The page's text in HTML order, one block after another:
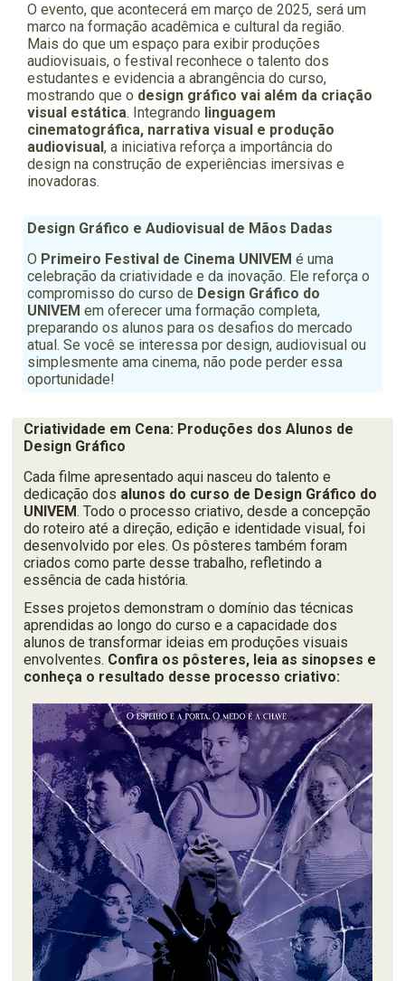
O evento, que acontecerá em março de 2025, será um
marco na formação acadêmica e cultural da região.
Mais do que um espaço para exibir produções
audiovisuais, o festival reconhece o talento dos
estudantes e evidencia a abrangência do curso,
mostrando que o design gráfico vai além da criação
visual estática. Integrando linguagem
cinematográfica, narrativa visual e produção
audiovisual , a iniciativa reforça a importância do
design na construção de experiências imersivas e
inovadoras.
Design Gráfico e Audiovisual de Mãos Dadas
O Primeiro Festival de Cinema UNIVEM é uma
celebração da criatividade e da inovação. Ele reforça o
compromisso do curso de Design Gráfico do
UNIVEM em oferecer uma formação completa,
preparando os alunos para os desafios do mercado
atual. Se você se interessa por design, audiovisual ou
simplesmente ama cinema, não pode perder essa
oportunidade!
Criatividade em Cena: Produções dos Alunos de
Design Gráfico
Cada filme apresentado aqui nasceu do talento e
dedicação dos alunos do curso de Design Gráfico do
UNIVEM. Todo o processo criativo, desde a concepção
do roteiro até a direção, edição e identidade visual, foi
desenvolvido por eles. Os pôsteres também foram
criados como parte desse trabalho, refletindo a
essência de cada história.
Esses projetos demonstram o domínio das técnicas
aprendidas ao longo do curso e a capacidade dos
alunos de transformar ideias em produções visuais
envolventes. Confira os pôsteres, leia as sinopses e
conheça o resultado desse processo criativo: